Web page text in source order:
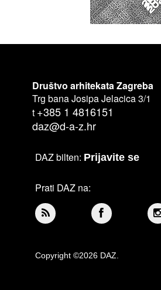
Društvo arhitekata Zagreba
Trg bana Josipa Jelacica 3/1
t +385 1 4816151
daz@d-a-z.hr
DAZ bilten: Prijavite se
Prati DAZ na:
Copyright ©2026 DAZ.